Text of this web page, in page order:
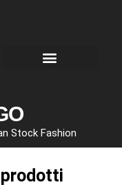
Stock Fashion